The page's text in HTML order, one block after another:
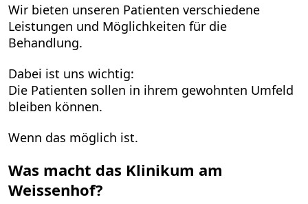
Wir bieten unseren Patienten verschiedene
Leistungen und Möglichkeiten für die
Behandlung.
Dabei ist uns wichtig:
Die Patienten sollen in ihrem gewohnten Umfeld
bleiben können.
Wenn das möglich ist.
Was macht das Klinikum am
Weissenhof?